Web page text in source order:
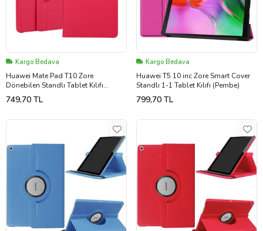
Kargo Bedava
Huawei Mate Pad T10 Zore
Dönebilen Standlı Tablet Kılıfı
(Pembe)
749,70 TL
Kargo Bedava
Huawei T5 10 inc Zore Smart Cover
Standlı 1-1 Tablet Kılıfı (Pembe)
799,70 TL